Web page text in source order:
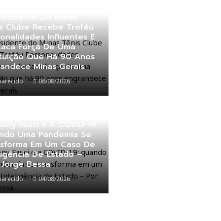
Clube Recebe Troféu
Influentes E
Força De Uma
Que Há 90 Anos
Minas Gerais
06/08/2026
Fauci E A COVID-19:
Uma Pandemia Se
Em Um Caso De
De Estado –
Bessa
04/08/2026